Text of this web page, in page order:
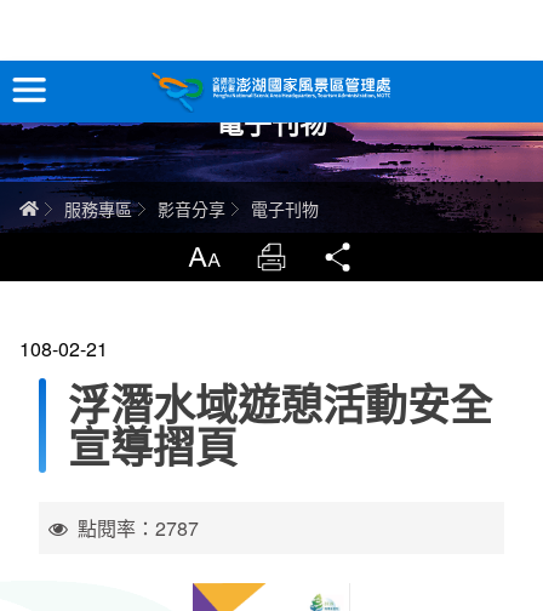
跳
到
主
要
內
容
訊息專區
關於澎湖
智慧觀光情報站
永續旅遊
電子刊物
首頁服務專區 影音分享 電子刊物
放大 列印
108-02-21
浮潛水域遊憩活動安全
宣導摺頁
點閱率：2787